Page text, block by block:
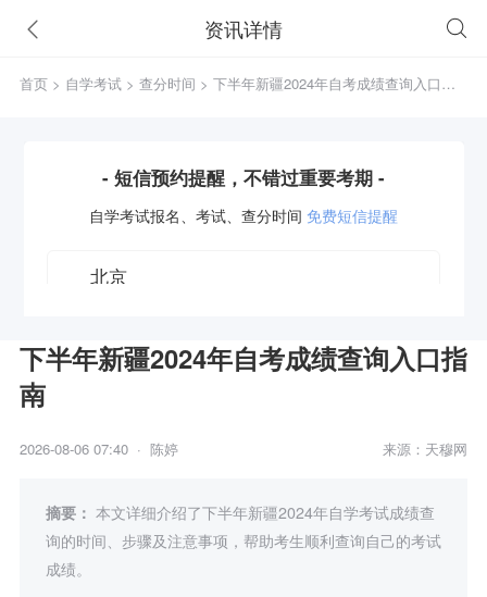
资讯详情
首页 > 自学考试 > 查分时间
- 短信预约提醒，不错过重要考期 -
自学考试报名、考试、查分时间 免费短信提醒
下半年新疆2024年自考成绩查询入口指
南
2026-08-06 07:40 · 陈婷 来源：天穆网
摘要： 本文详细介绍了下半年新疆2024年自学考试成绩查
询的时间、步骤及注意事项，帮助考生顺利查询自己的考试
成绩。